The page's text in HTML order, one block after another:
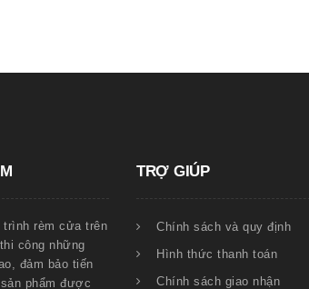
trình rèm cửa trên
công những
đảm bảo tiến
phẩm được
TRỢ GIÚP
Chính sách và quy định
Hình thức thanh toán
Chính sách giao nhận